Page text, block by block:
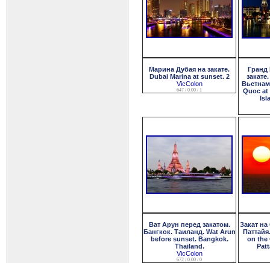
Марина Дубая на закате.
Dubai Marina at sunset. 2
VicColon
647 / 0.00 / 1
Гранд
Quoc at
Ват Арун перед закатом.
Бангкок. Таиланд. Wat Arun
before sunset. Bangkok.
Thailand.
VicColon
672 / 0.00 / 0
Закат
on the